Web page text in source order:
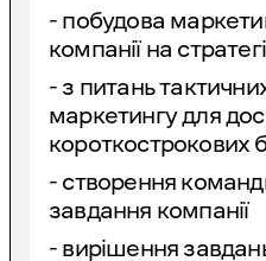
- побудова
компанії на
- з питань
маркетингу для
короткострокових
- створення
завдання компанії
- вирішення